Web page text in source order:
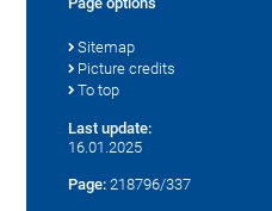
Sitemap
Picture credits
To top
Last update:
16.01.2025
Page: 218796/337